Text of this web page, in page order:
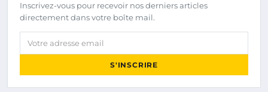
Inscrivez-vous pour recevoir nos derniers articles
directement dans votre boîte mail.
Votre adresse email
S'INSCRIRE